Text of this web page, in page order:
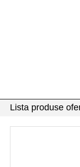
Lista produse